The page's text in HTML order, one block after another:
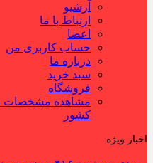
آرشیو
ارتباط با ما
اعضا
حساب کاربری من
درباره ما
سبد خرید
فروشگاه
مشاهده مشخصات
کشور
اخبار ویژه